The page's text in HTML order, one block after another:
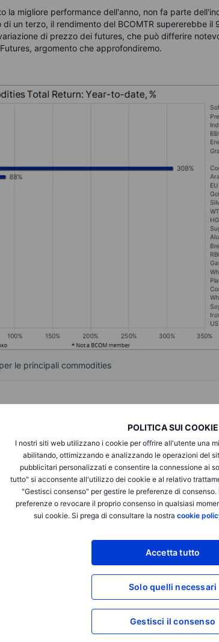
POLITICA SUI COOKIE
I nostri siti web utilizzano i cookie per offrire all'utente una
abilitando, ottimizzando e analizzando le operazioni del
pubblicitari personalizzati e consentire la connessione ai
tutto" si acconsente all'utilizzo dei cookie e al relativo
"Gestisci consenso" per gestire le preferenze di
preferenze o revocare il proprio consenso in qualsiasi
sui cookie. Si prega di consultare la nostra cookie
Accetta tutto
Solo quelli necessari
Gestisci il consenso
la migliore performance dell'anno, non fa parte
un terzo, il rendimento del BCOMTR supererebbe il
di prezzo dei futures, che può differire
argomento che approfondiremo.
le principali commodities
nel cacao, nel caffè e nel succo d'arancia.
in regioni limitate, rendendoli vulnerabili agli
quest'anno in Vietnam, Africa occidentale e
su un rally da record quest'anno ed è attualmente in
consecutivi. Grazie alla spinta dei prezzi
ha registrato un'ottima performance. Proprio
e mentre l'oro ha continuato a raggiungere nuovi
di dodici anni a 34.9 doolari per oncia, ben al di
e complessivi del mercato commodities, è
della curva a termine Futures ha sui rendimenti. Ad
naturale mostra un guadagno del 38% sull'anno
perdita del 34%?
e contango